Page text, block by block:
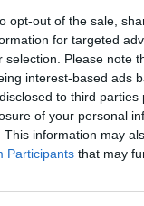
opt-out of the sale,
for targeted
selection. Please note
interest-based ads
to third
of your personal
This information may
Participants that may
que quieran
sesión?
de la
propuesta
y aspectos
a preguntas
de